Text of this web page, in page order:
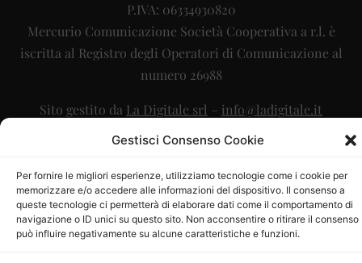
Gestisci Consenso Cookie
Per fornire le migliori esperienze, utilizziamo tecnologie come i cookie per
memorizzare e/o accedere alle informazioni del dispositivo. Il consenso a
queste tecnologie ci permetterà di elaborare dati come il comportamento di
navigazione o ID unici su questo sito. Non acconsentire o ritirare il consenso
può influire negativamente su alcune caratteristiche e funzioni.
P.IVA: 06334930820
Mercurio Comunicazione Società Cooperativa a r.l. è
iscritta al Registro degli Operatori di Comunicazione al
numero 26988
Sito gestito da La Digitale srl – info@ladigitale.it